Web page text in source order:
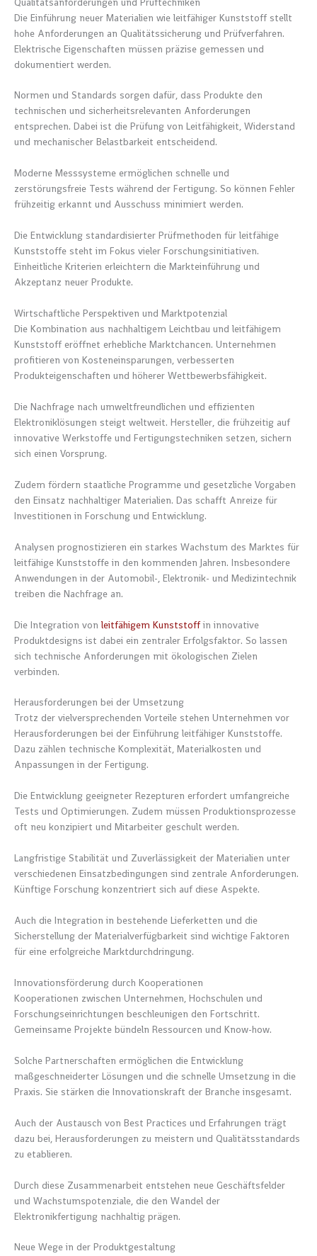
Die Einführung neuer Materialien wie leitfähiger Kunststoff stellt
hohe Anforderungen an Qualitätssicherung und Prüfverfahren.
Elektrische Eigenschaften müssen präzise gemessen und
dokumentiert werden.
Normen und Standards sorgen dafür, dass Produkte den
technischen und sicherheitsrelevanten Anforderungen
entsprechen. Dabei ist die Prüfung von Leitfähigkeit, Widerstand
und mechanischer Belastbarkeit entscheidend.
Moderne Messsysteme ermöglichen schnelle und
zerstörungsfreie Tests während der Fertigung. So können Fehler
frühzeitig erkannt und Ausschuss minimiert werden.
Die Entwicklung standardisierter Prüfmethoden für leitfähige
Kunststoffe steht im Fokus vieler Forschungsinitiativen.
Einheitliche Kriterien erleichtern die Markteinführung und
Akzeptanz neuer Produkte.
Wirtschaftliche Perspektiven und Marktpotenzial
Die Kombination aus nachhaltigem Leichtbau und leitfähigem
Kunststoff eröffnet erhebliche Marktchancen. Unternehmen
profitieren von Kosteneinsparungen, verbesserten
Produkteigenschaften und höherer Wettbewerbsfähigkeit.
Die Nachfrage nach umweltfreundlichen und effizienten
Elektroniklösungen steigt weltweit. Hersteller, die frühzeitig auf
innovative Werkstoffe und Fertigungstechniken setzen, sichern
sich einen Vorsprung.
Zudem fördern staatliche Programme und gesetzliche Vorgaben
den Einsatz nachhaltiger Materialien. Das schafft Anreize für
Investitionen in Forschung und Entwicklung.
Analysen prognostizieren ein starkes Wachstum des Marktes für
leitfähige Kunststoffe in den kommenden Jahren. Insbesondere
Anwendungen in der Automobil-, Elektronik- und Medizintechnik
treiben die Nachfrage an.
Die Integration von leitfähigem Kunststoffin innovative
Produktdesigns ist dabei ein zentraler Erfolgsfaktor. So lassen
sich technische Anforderungen mit ökologischen Zielen
verbinden.
Herausforderungen bei der Umsetzung
Trotz der vielversprechenden Vorteile stehen Unternehmen vor
Herausforderungen bei der Einführung leitfähiger Kunststoffe.
Dazu zählen technische Komplexität, Materialkosten und
Anpassungen in der Fertigung.
Die Entwicklung geeigneter Rezepturen erfordert umfangreiche
Tests und Optimierungen. Zudem müssen Produktionsprozesse
oft neu konzipiert und Mitarbeiter geschult werden.
Langfristige Stabilität und Zuverlässigkeit der Materialien unter
verschiedenen Einsatzbedingungen sind zentrale Anforderungen.
Künftige Forschung konzentriert sich auf diese Aspekte.
Auch die Integration in bestehende Lieferketten und die
Sicherstellung der Materialverfügbarkeit sind wichtige Faktoren
für eine erfolgreiche Marktdurchdringung.
Innovationsförderung durch Kooperationen
Kooperationen zwischen Unternehmen, Hochschulen und
Forschungseinrichtungen beschleunigen den Fortschritt.
Gemeinsame Projekte bündeln Ressourcen und Know-how.
Solche Partnerschaften ermöglichen die Entwicklung
maßgeschneiderter Lösungen und die schnelle Umsetzung in die
Praxis. Sie stärken die Innovationskraft der Branche insgesamt.
Auch der Austausch von Best Practices und Erfahrungen trägt
dazu bei, Herausforderungen zu meistern und Qualitätsstandards
zu etablieren.
Durch diese Zusammenarbeit entstehen neue Geschäftsfelder
und Wachstumspotenziale, die den Wandel der
Elektronikfertigung nachhaltig prägen.
Neue Wege in der Produktgestaltung